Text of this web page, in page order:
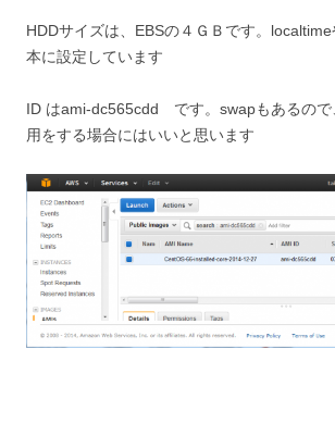
HDDサイズは、EBSの４ＧＢです。
本に設定しています
ID はami-dc565cdd です。swapもあるので
用をする場合にはいいと思います